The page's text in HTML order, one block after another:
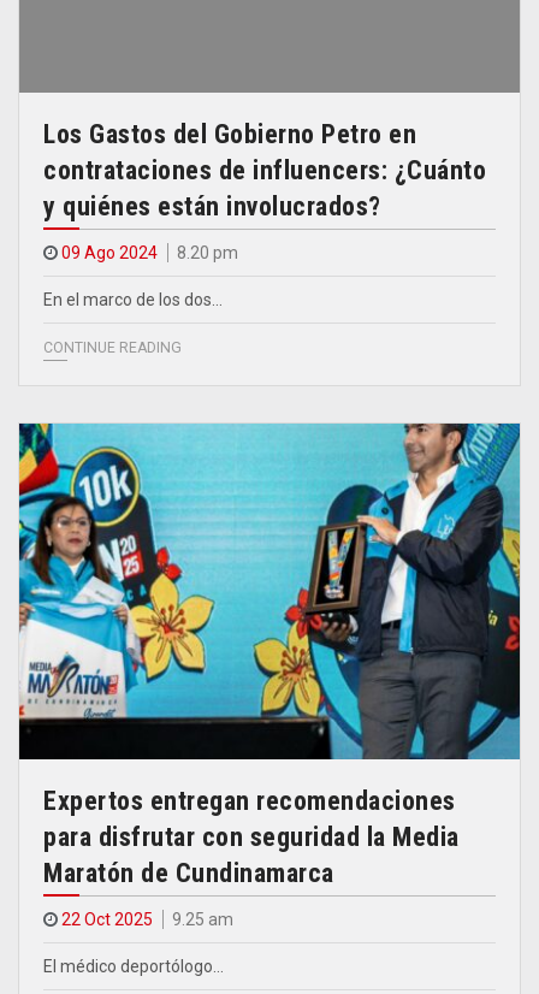
Los Gastos del Gobierno Petro en
contrataciones de influencers: ¿Cuánto
y quiénes están involucrados?
09 Ago 2024 8.20 pm
En el marco de los dos…
CONTINUE READING
Expertos entregan recomendaciones
para disfrutar con seguridad la Media
Maratón de Cundinamarca
22 Oct 2025 9.25 am
El médico deportólogo…